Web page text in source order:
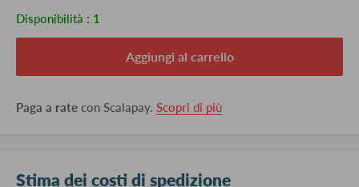
Disponibilità : 1
Aggiungi al carrello
Paga a rate con Scalapay. Scopri di più
Stima dei costi di spedizione